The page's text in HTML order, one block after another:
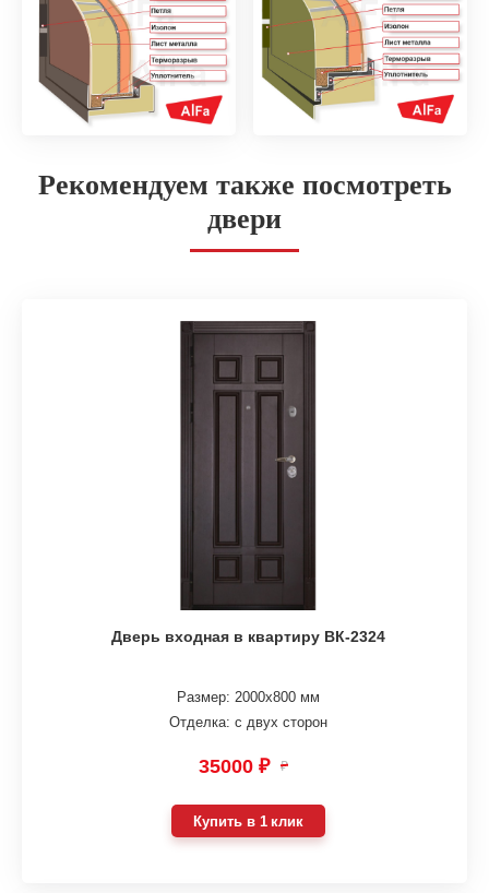
Рекомендуем также посмотреть
двери
Дверь входная в квартиру ВК-2324
Размер: 2000х800 мм
Отделка: с двух сторон
35000 ₽ ₽
Купить в 1 клик